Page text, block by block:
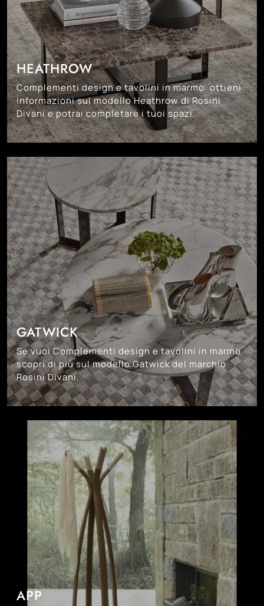
HEATHROW
Complementi design e tavolini in marmo: ottieni
informazioni sul modello Heathrow di Rosini
Divani e potrai completare i tuoi spazi.
GATWICK
Se vuoi Complementi design e tavolini in marmo
scopri di più sul modello Gatwick del marchio
Rosini Divani.
APP